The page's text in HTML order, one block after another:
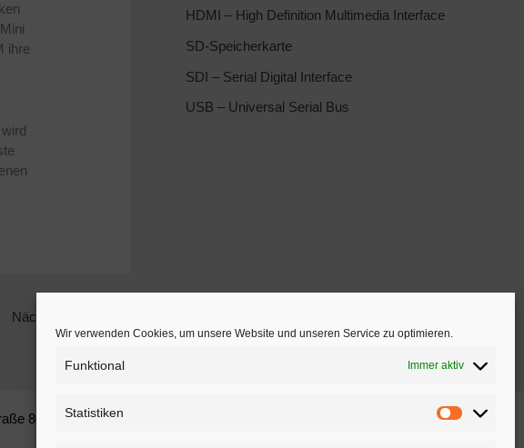
Wir verwenden Cookies, um unsere Website und unseren Service zu optimieren.
Funktional Immer aktiv
Statistiken
Statistiken
ihre
Nächster Beitrag
HDMI – High Definition Multimedia Interface
SD-Speicherkarte
SDI – Serial Digital Interface
USB – Universal Serial Bus
80
|